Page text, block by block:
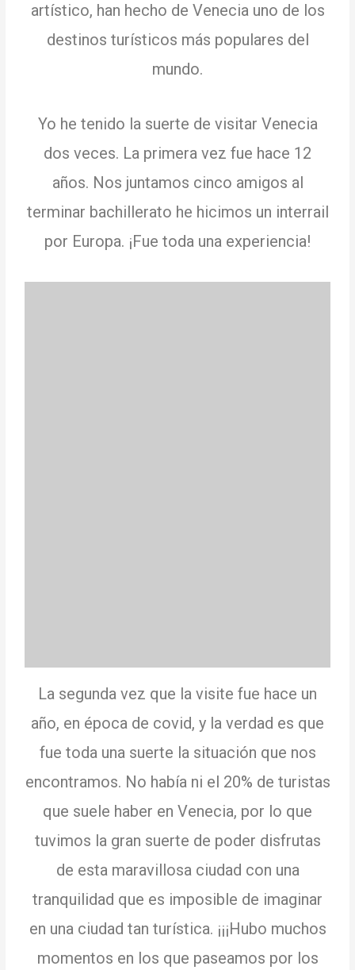
artístico, han hecho de Venecia uno de los
destinos turísticos más populares del
mundo.
Yo he tenido la suerte de visitar Venecia
dos veces. La primera vez fue hace 12
años. Nos juntamos cinco amigos al
terminar bachillerato he hicimos un interrail
por Europa. ¡Fue toda una experiencia!
La segunda vez que la visite fue hace un
año, en época de covid, y la verdad es que
fue toda una suerte la situación que nos
encontramos. No había ni el 20% de turistas
que suele haber en Venecia, por lo que
tuvimos la gran suerte de poder disfrutas
de esta maravillosa ciudad con una
tranquilidad que es imposible de imaginar
en una ciudad tan turística. ¡¡¡Hubo muchos
momentos en los que paseamos por los